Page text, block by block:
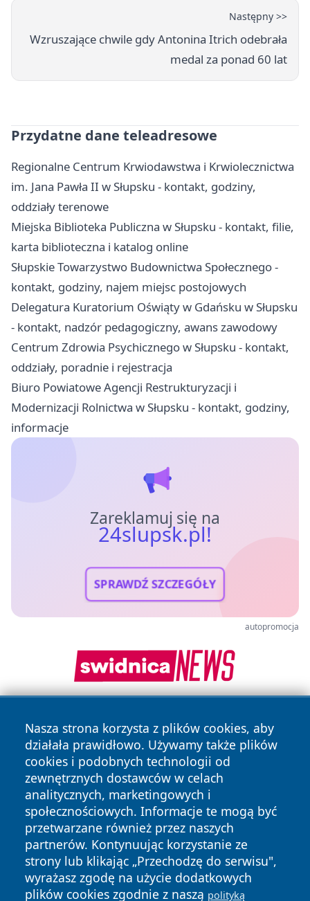
Następny >>
Wzruszające chwile gdy Antonina Itrich odebrała
medal za ponad 60 lat
Przydatne dane teleadresowe
Regionalne Centrum Krwiodawstwa i Krwiolecznictwa
im. Jana Pawła II w Słupsku - kontakt, godziny,
oddziały terenowe
Miejska Biblioteka Publiczna w Słupsku - kontakt, filie,
karta biblioteczna i katalog online
Słupskie Towarzystwo Budownictwa Społecznego -
kontakt, godziny, najem miejsc postojowych
Delegatura Kuratorium Oświąty w Gdańsku w Słupsku
- kontakt, nadzór pedagogiczny, awans zawodowy
Centrum Zdrowia Psychicznego w Słupsku - kontakt,
oddziały, poradnie i rejestracja
Biuro Powiatowe Agencji Restrukturyzacji i
Modernizacji Rolnictwa w Słupsku - kontakt, godziny,
informacje
Zareklamuj się na
24slupsk.pl!
SPRAWDŹ SZCZEGÓŁY
autopromocja
Nasza strona korzysta z plików cookies, aby
działała prawidłowo. Używamy także plików
cookies i podobnych technologii od
zewnętrznych dostawców w celach
analitycznych, marketingowych i
społecznościowych. Informacje te mogą być
przetwarzane również przez naszych
partnerów. Kontynuując korzystanie ze
strony lub klikając „Przechodzę do serwisu",
wyrażasz zgodę na użycie dodatkowych
plików cookies zgodnie z naszą polityką
Copyright © 2026 24slupsk.pl Wszystkie prawa zastrzeżone.
News Autorzy
Polityka
Prywatności
Polityka
Cookies